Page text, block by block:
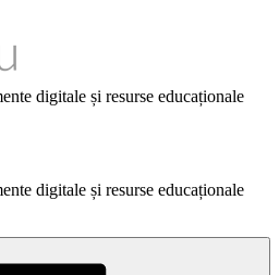
digitale și resurse educaționale
digitale și resurse educaționale